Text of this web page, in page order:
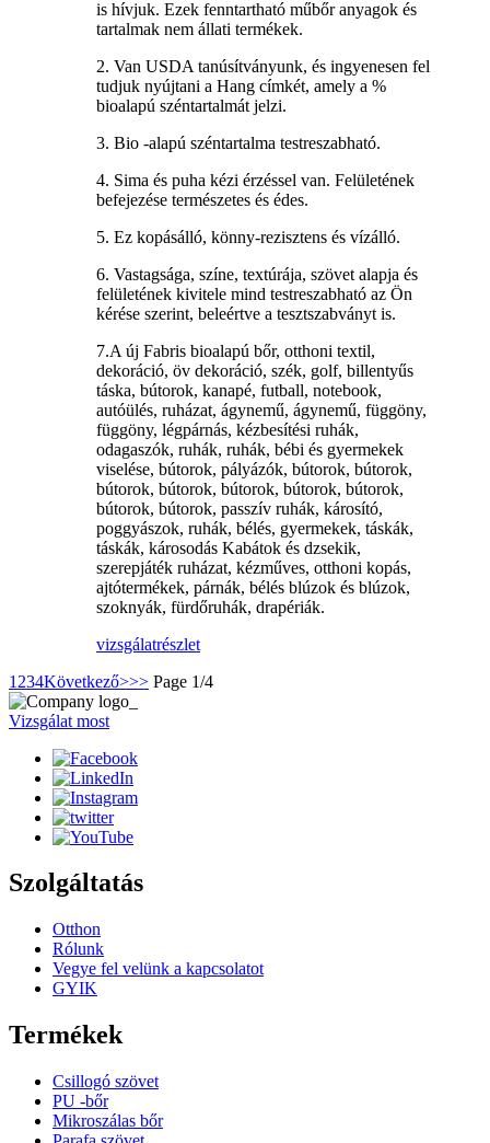
is hívjuk. Ezek fenntartható műbőr anyagok és
tartalmak nem állati termékek.
2. Van USDA tanúsítványunk, és ingyenesen fel
tudjuk nyújtani a Hang címkét, amely a %
bioalapú széntartalmát jelzi.
3. Bio -alapú széntartalma testreszabható.
4. Sima és puha kézi érzéssel van. Felületének
befejezése természetes és édes.
5. Ez kopásálló, könny-rezisztens és vízálló.
6. Vastagsága, színe, textúrája, szövet alapja és
felületének kivitele mind testreszabható az Ön
kérése szerint, beleértve a tesztszabványt is.
7.A új Fabris bioalapú bőr, otthoni textil,
dekoráció, öv dekoráció, szék, golf, billentyűs
táska, bútorok, kanapé, futball, notebook,
autóülés, ruházat, ágynemű, ágynemű, függöny,
függöny, légpárnás, kézbesítési ruhák,
odagaszók, ruhák, ruhák, bébi és gyermekek
viselése, bútorok, pályázók, bútorok, bútorok,
bútorok, bútorok, bútorok, bútorok, bútorok,
bútorok, bútorok, passzív ruhák, károsító,
poggyászok, ruhák, bélés, gyermekek, táskák,
táskák, károsodás Kabátok és dzsekik,
szerepjáték ruházat, kézműves, otthoni kopás,
ajtótermékek, párnák, bélés blúzok és blúzok,
szoknyák, fürdőruhák, drapériák.
vizsgálatrészlet
1 234Következő>>> Page 1/4
Vizsgálat most
Szolgáltatás
Otthon
Rólunk
Vegye fel velünk a kapcsolatot
GYIK
Termékek
Csillogó szövet
PU -bőr
Mikroszálas bőr